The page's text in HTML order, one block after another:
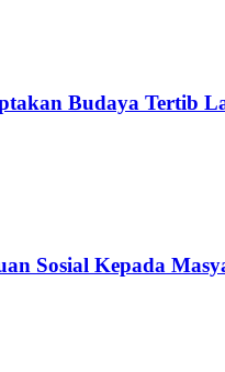
Budaya Tertib
Sosial Kepada